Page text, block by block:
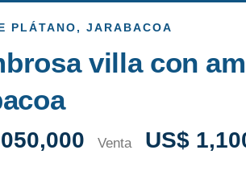
PLÁTANO, JARABACOA
villa con
Venta US$